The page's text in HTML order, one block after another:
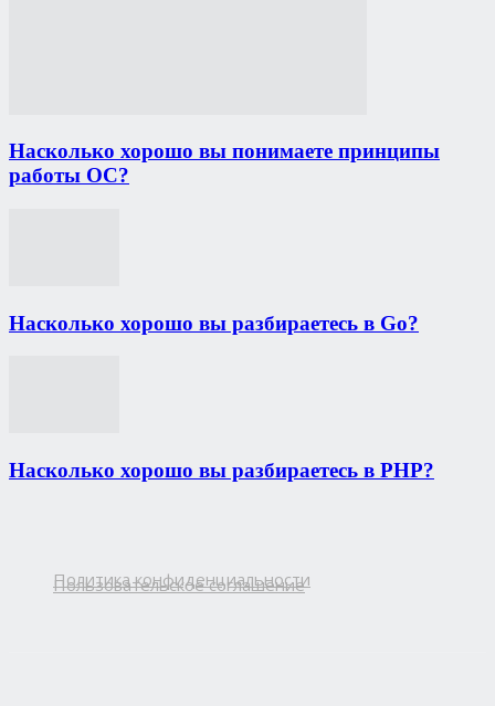
Насколько хорошо вы понимаете принципы
работы ОС?
Насколько хорошо вы разбираетесь в Go?
Насколько хорошо вы разбираетесь в PHP?
Политика конфиденциальности
Пользовательское соглашение